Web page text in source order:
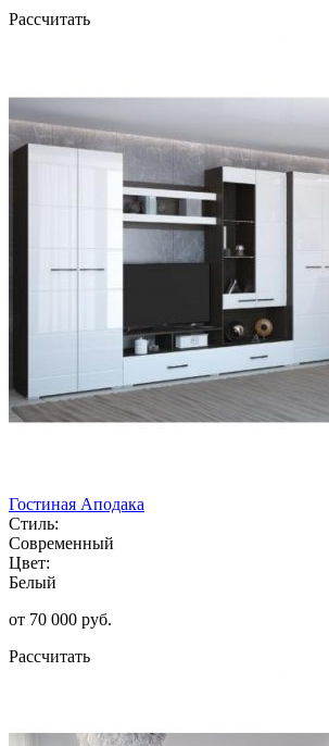
Рассчитать
Гостиная Аподака
Стиль:
Современный
Цвет:
Белый
от 70 000 руб.
Рассчитать